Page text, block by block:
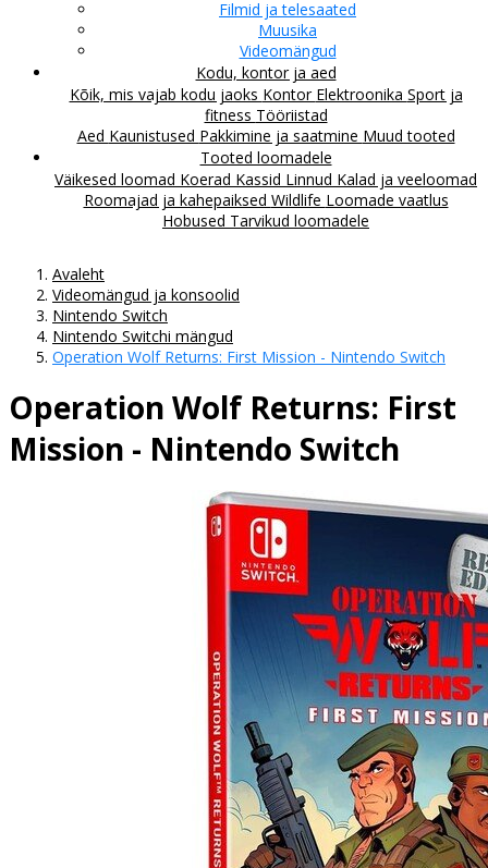
Filmid ja telesaated
Muusika
Videomängud
Kodu, kontor ja aed
Kõik, mis vajab kodu jaoks Kontor Elektroonika Sport ja
fitness Tööriistad
Aed Kaunistused Pakkimine ja saatmine Muud tooted
Tooted loomadele
Väikesed loomad Koerad Kassid Linnud Kalad ja veeloomad
Roomajad ja kahepaiksed Wildlife Loomade vaatlus
Hobused Tarvikud loomadele
Avaleht
Videomängud ja konsoolid
Nintendo Switch
Nintendo Switchi mängud
Operation Wolf Returns: First Mission - Nintendo Switch
Operation Wolf Returns: First
Mission - Nintendo Switch